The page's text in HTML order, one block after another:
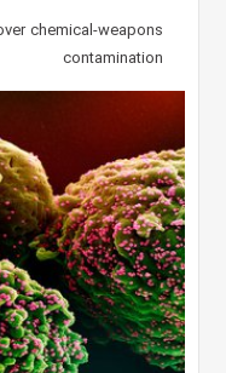
chemical-weapons
contamination